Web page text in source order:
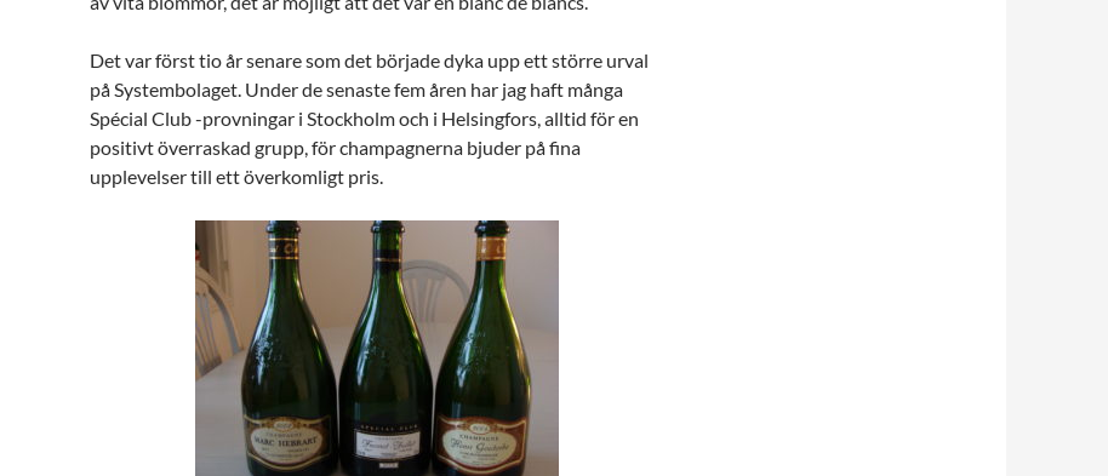
Det var först tio år senare som det började dyka upp ett större urval
på Systembolaget. Under de senaste fem åren har jag haft många
Spécial Club -provningar i Stockholm och i Helsingfors, alltid för en
positivt överraskad grupp, för champagnerna bjuder på fina
upplevelser till ett överkomligt pris.